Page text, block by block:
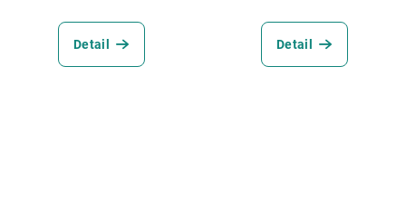
Detail Detail